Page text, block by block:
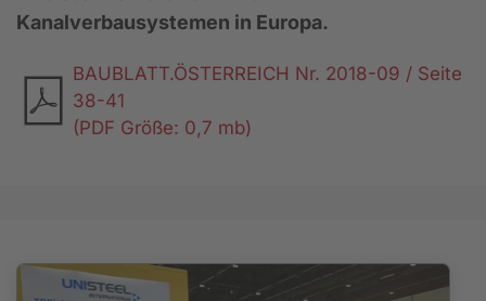
Kanalverbausystemen in Europa.
BAUBLATT.ÖSTERREICH Nr. 2018-09 / Seite
38-41
(PDF Größe: 0,7 mb)